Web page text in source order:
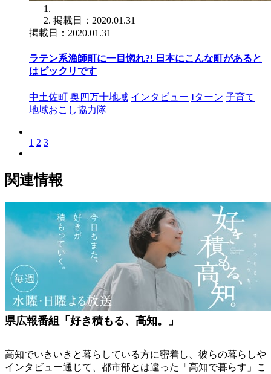
掲載日：2020.01.31
掲載日：2020.01.31
ラテン系漁師町に一目惚れ?! 日本にこんな町があると
はビックリです
中土佐町 奥四万十地域 インタビュー Iターン 子育て
地域おこし協力隊
1 2 3
関連情報
県広報番組「好き積もる、高知。」
高知でいきいきと暮らしている方に密着し、彼らの暮らしや
インタビュー通じて、都市部とは違った「高知で暮らす」こ